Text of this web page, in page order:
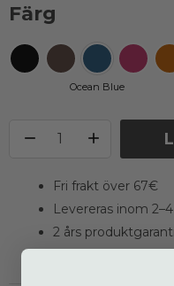
Färg
Ocean Blue
Fri frakt över 67€
Levereras inom
2 års produktgaranti